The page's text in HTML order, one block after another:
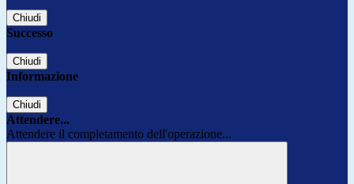
Chiudi
Successo
Chiudi
Informazione
Chiudi
Attendere...
Attendere il completamento dell'operazione...